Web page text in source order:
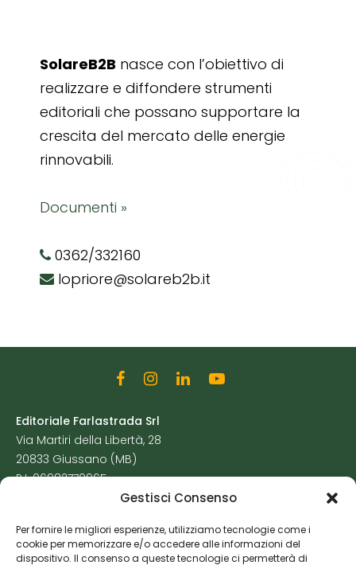
Gestisci Consenso
Per fornire le migliori esperienze, utilizziamo tecnologie come i
cookie per memorizzare e/o accedere alle informazioni del
dispositivo. Il consenso a queste tecnologie ci permetterà di
SolareB2B nasce con l’obiettivo di
realizzare e diffondere strumenti
editoriali che possano supportare la
crescita del mercato delle energie
rinnovabili.
Documenti »
0362/332160
lopriore@solareb2b.it
Editoriale Farlastrada Srl
Via Martiri della Libertà, 28
20833 Giussano (MB)
P.I. 06982770965
Cookie Policy
Risorse Aggiuntive